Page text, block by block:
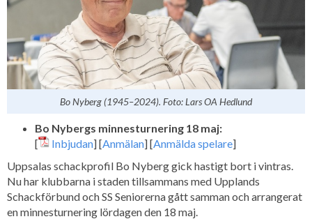
Bo Nyberg (1945–2024). Foto: Lars OA Hedlund
Bo Nybergs minnesturnering 18 maj:
[
Inbjudan] [Anmälan] [Anmälda spelare]
Uppsalas schackprofil Bo Nyberg gick hastigt bort i vintras.
Nu har klubbarna i staden tillsammans med Upplands
Schackförbund och SS Seniorerna gått samman och arrangerat
en minnesturnering lördagen den 18 maj.